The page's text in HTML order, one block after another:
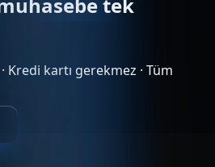
tek
kartı gerekmez · Tüm